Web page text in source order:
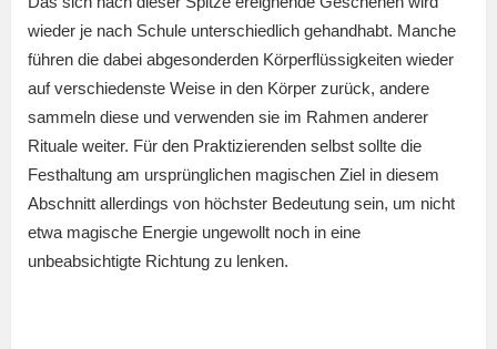
wieder je nach Schule unterschiedlich gehandhabt. Manche
führen die dabei abgesonderden Körperflüssigkeiten wieder
auf verschiedenste Weise in den Körper zurück, andere
sammeln diese und verwenden sie im Rahmen anderer
Rituale weiter. Für den Praktizierenden selbst sollte die
Festhaltung am ursprünglichen magischen Ziel in diesem
Abschnitt allerdings von höchster Bedeutung sein, um nicht
etwa magische Energie ungewollt noch in eine
unbeabsichtigte Richtung zu lenken.